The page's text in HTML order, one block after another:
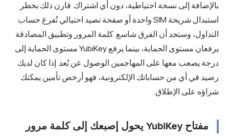
بالإضافة إلى نسخة احتياطية، دون أي اشتراك. قارن ذلك بخطر
استبدال شريحة SIM واحدة أو صفحة تصيد احتيالي تُفرغ حساب
التداول، وستجد أن الفرق شاسع. كلمة المرور وتطبيق المصادقة
يرفعان مستوى الحماية، بينما يرفع YubiKey مستوى الحماية إلى
درجة يصعب معها على المهاجمين الوصول عن بُعد. إذا كان لديك
رصيد في أي من حساباتك الإلكترونية، فهو أرخص تأمين يمكنك
شراؤه على الإطلاق.
مفتاح YubiKey يحول إصبعك إلى كلمة مرور